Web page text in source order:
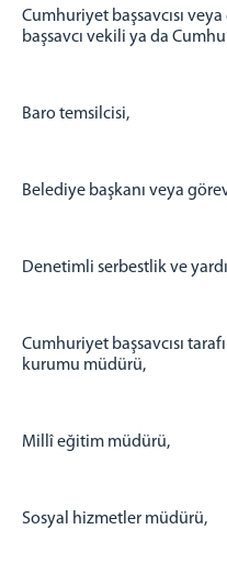
Narman Açık Ceza İnfaz
İLETİŞİM
Dahili Telefonlar
Cumhuriyet başsavcısı
başsavcı vekili ya da
Baro temsilcisi,
Belediye başkanı veya
Denetimli serbestlik ve
Cumhuriyet başsavcısı
kurumu müdürü,
Millî eğitim müdürü,
Sosyal hizmetler müdürü,